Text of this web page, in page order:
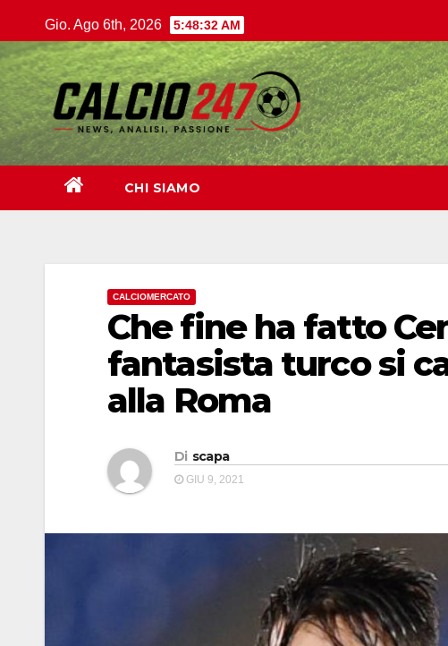
al
contenuto
Gio. Ago 6th, 2026 5:48:34 AM
CHI SIAMO
CALCIOMERCATO
Che fine ha fatto
fantasista turco si
alla Roma
Di scapa
GIU 9, 2021